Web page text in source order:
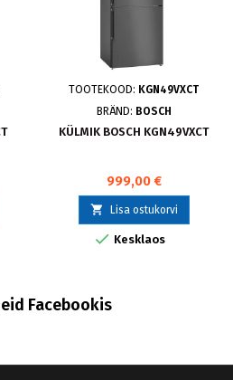
TOOTEKOOD: KGN49VXCT
BRÄND: BOSCH
KÜLMIK BOSCH KGN49VXCT
999,00 €
 Lisa ostukorvi
 Kesklaos
Facebookis